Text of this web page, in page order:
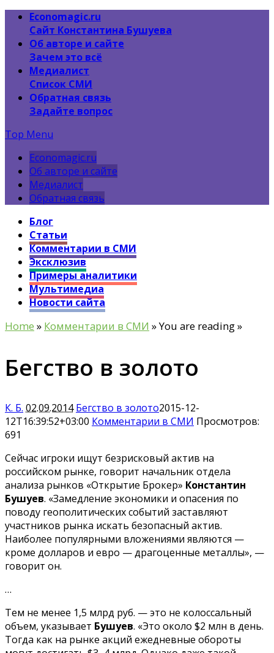
Economagic.ru
Сайт Константина Бушуева
Об авторе и сайте
Зачем это всё
Медиалист
Список СМИ
Обратная связь
Задайте вопрос
Top Menu
Economagic.ru
Об авторе и сайте
Медиалист
Обратная связь
Блог
Статьи
Комментарии в СМИ
Эксклюзив
Примеры аналитики
Мультимедиа
Новости сайта
Home » Комментарии в СМИ » You are reading »
Бегство в золото
К. Б. 02.09.2014 Бегство в золото2015-12-
12T16:39:52+03:00 Комментарии в СМИ Просмотров:
691
Сейчас игроки ищут безрисковый актив на
российском рынке, говорит начальник отдела
анализа рынков «Открытие Брокер» Константин
Бушуев. «Замедление экономики и опасения по
поводу геополитических событий заставляют
участников рынка искать безопасный актив.
Наиболее популярными вложениями являются —
кроме долларов и евро — драгоценные металлы», —
говорит он.
…
Тем не менее 1,5 млрд руб. — это не колоссальный
объем, указывает Бушуев. «Это около $2 млн в день.
Тогда как на рынке акций ежедневные обороты